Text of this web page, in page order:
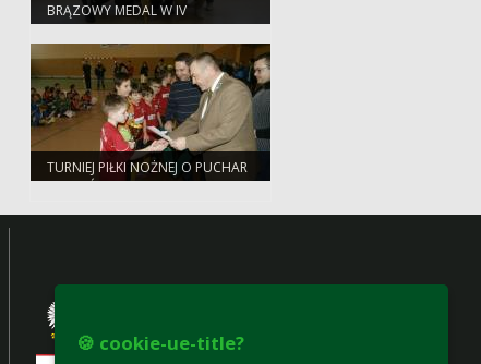
BRĄZOWY MEDAL W IV
ZAWODACH W PIŁCE
SIATKARSKIEJ O PUCHAR
DYREKTORA RDLP W SZCZECINIE
TURNIEJ PIŁKI NOŻNEJ O PUCHAR
NADLEŚNICZEGO
🍪 cookie-ue-title?